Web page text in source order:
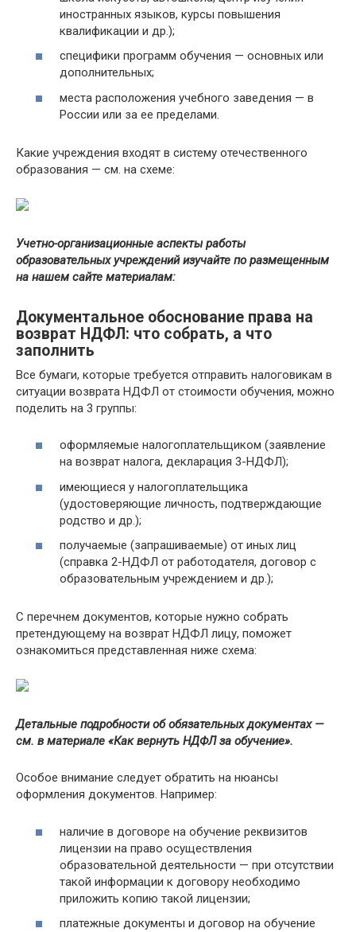
иностранных языков, курсы повышения
квалификации и др.);
специфики программ обучения — основных или
дополнительных;
места расположения учебного заведения — в
России или за ее пределами.
Какие учреждения входят в систему отечественного
образования — см. на схеме:
Учетно-организационные аспекты работы
образовательных учреждений изучайте по размещенным
на нашем сайте материалам:
Документальное обоснование права на
возврат НДФЛ: что собрать, а что
заполнить
Все бумаги, которые требуется отправить налоговикам в
ситуации возврата НДФЛ от стоимости обучения, можно
поделить на 3 группы:
оформляемые налогоплательщиком (заявление
на возврат налога, декларация 3-НДФЛ);
имеющиеся у налогоплательщика
(удостоверяющие личность, подтверждающие
родство и др.);
получаемые (запрашиваемые) от иных лиц
(справка 2-НДФЛ от работодателя, договор с
образовательным учреждением и др.);
С перечнем документов, которые нужно собрать
претендующему на возврат НДФЛ лицу, поможет
ознакомиться представленная ниже схема:
Детальные подробности об обязательных документах —
см. в материале «Как вернуть НДФЛ за обучение».
Особое внимание следует обратить на нюансы
оформления документов. Например:
наличие в договоре на обучение реквизитов
лицензии на право осуществления
образовательной деятельности — при отсутствии
такой информации к договору необходимо
приложить копию такой лицензии;
платежные документы и договор на обучение